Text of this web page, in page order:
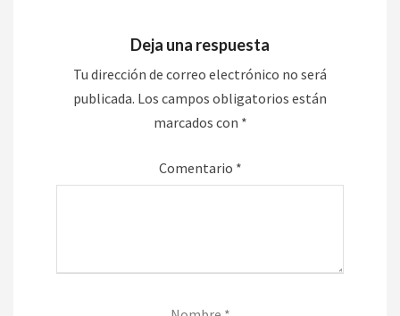
Deja una respuesta
Tu dirección de correo electrónico no será
publicada. Los campos obligatorios están
marcados con *
Comentario *